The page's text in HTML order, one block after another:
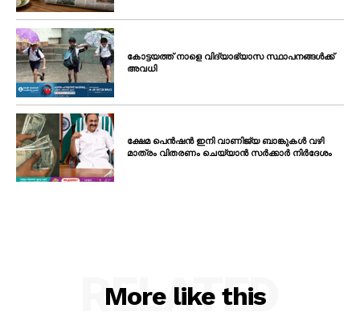
കോട്ടയത്ത് നാളെ വിദ്യാഭ്യാസ സ്ഥാപനങ്ങൾക്ക്
അവധി
ക്ഷേമ പെൻഷൻ ഇനി വാണിജ്യ ബാങ്കുകൾ വഴി
മാത്രം വിതരണം ചെയ്യാൻ സർക്കാർ നിർദേശം
More like this
RELATED